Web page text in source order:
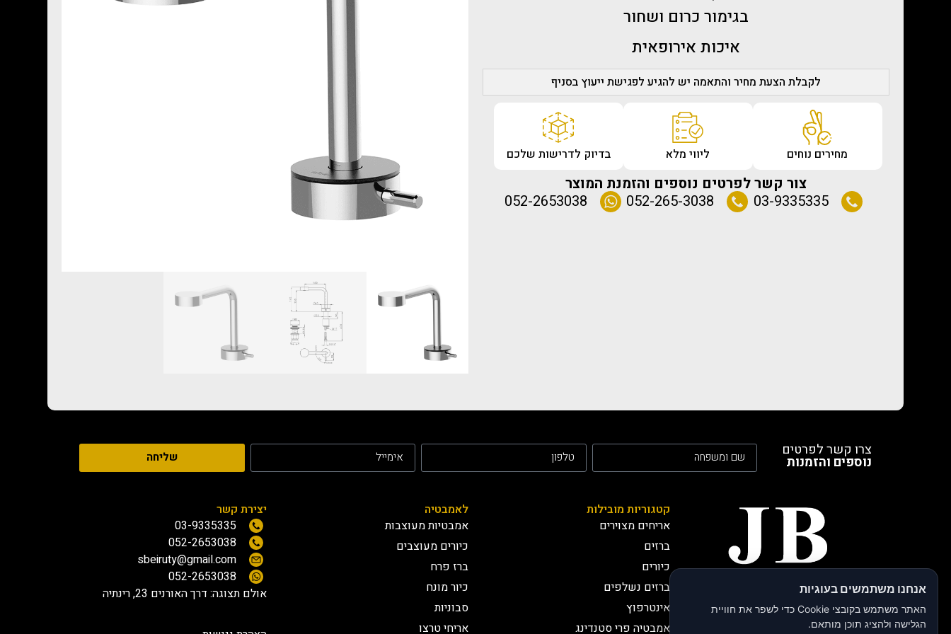
בגימור כרום ושחור
איכות אירופאית
לקבלת הצעת מחיר והתאמה יש להגיע לפגישת ייעוץ בסניף
מחירים נוחים ליווי מלא בדיוק לדרישות שלכם
צור קשר לפרטים נוספים והזמנת המוצר
03-9335335
052-265-3038
052-2653038
צרו קשר לפרטים
נוספים והזמנות שליחה
יבואנים רשמיים
קטגוריות מובילות
אריחים מצוירים
ברזים
כיורים
ברזים נשלפים
אינטרפוץ
אמבטיה פרי סטנדינג
לאמבטיה
אמבטיות מעוצבות
כיורים מעוצבים
ברז פרח
כיור מונח
סבוניות
אריחי טרצו
יצירת קשר
03-9335335
052-2653038
sbeiruty@gmail.com
052-2653038
אולם תצוגה: דרך האורנים 23, רינתיה אנחנו משתמשים בעוגיות
האתר משתמש בקובצי Cookie כדי לשפר את חוויית
הגלישה ולהציג תוכן מותאם.